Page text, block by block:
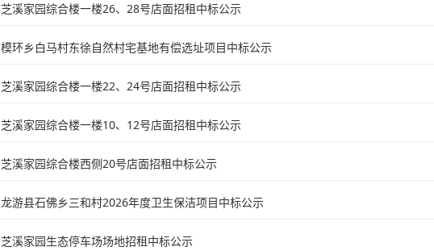
芝溪家园综合楼一楼26、28号店面招租中标公示
模环乡白马村东徐自然村宅基地有偿选址项目中标公示
芝溪家园综合楼一楼22、24号店面招租中标公示
芝溪家园综合楼一楼10、12号店面招租中标公示
芝溪家园综合楼西侧20号店面招租中标公示
龙游县石佛乡三和村2026年度卫生保洁项目中标公示
芝溪家园生态停车场场地招租中标公示